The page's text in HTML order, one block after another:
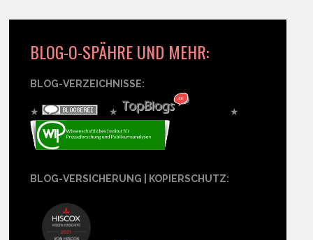
BLOG-O-SPÄHRE UND MEHR:
BLOG-VERZEICHNISSE:
★ ★ ★
BLOG-VERSICHERUNG | KOPIERSCHUTZ: